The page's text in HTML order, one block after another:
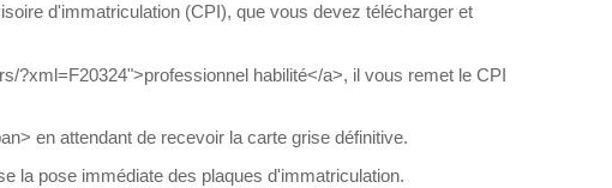
d'immatriculation (CPI), que vous devez télécharger et
?xml=F20324">professionnel habilité</a>, il vous remet le CPI
en attendant de recevoir la carte grise définitive.
la pose immédiate des plaques d'immatriculation.